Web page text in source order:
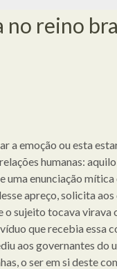
no reino
a emoção ou esta
humanas:
uma enunciação
apreço, solicita
sujeito tocava virava
que recebia essa
aos governantes do
o ser em si deste